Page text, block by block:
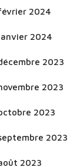
2024
2024
2023
2023
2023
2023
2023